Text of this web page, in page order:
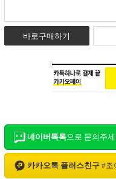
바로구매하기
네이버톡톡으로 문의주세
카카오톡 플러스친구 #조